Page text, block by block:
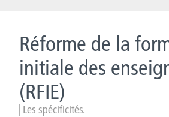
Presse
Rencontrez-nous
Réforme de la
initiale des
(RFIE)
Les spécificités.